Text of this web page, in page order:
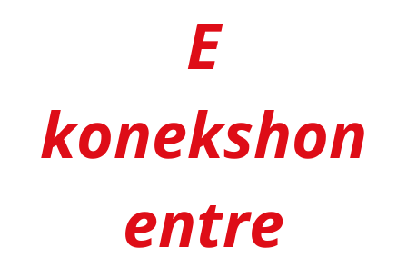
E
konekshon
entre